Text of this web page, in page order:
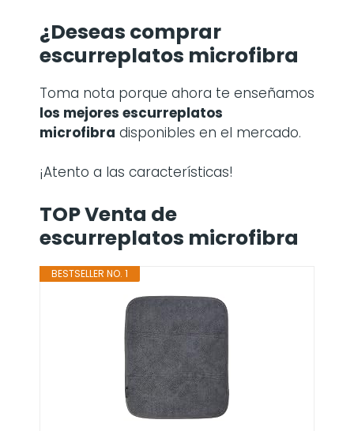
¿Deseas comprar
escurreplatos microfibra
Toma nota porque ahora te enseñamos
los mejores escurreplatos
microfibra disponibles en el mercado.
¡Atento a las características!
TOP Venta de
escurreplatos microfibra
BESTSELLER NO. 1